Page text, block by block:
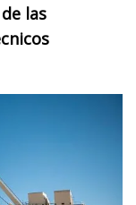
las